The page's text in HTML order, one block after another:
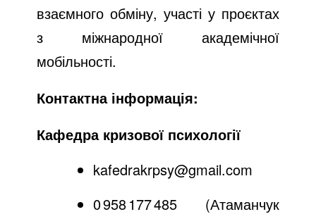
взаємного обміну, участі у проєктах
з міжнародної академічної
мобільності.
Контактна інформація:
Кафедра кризової психології
kafedrakrpsy@gmail.com
0 958 177 485 (Атаманчук